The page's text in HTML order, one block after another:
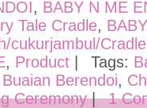
, BABY N ME
Tale Cradle,
cukurjambul/Cradle
, Product Tags:
Buaian Berendoi,
Ceremony| 1